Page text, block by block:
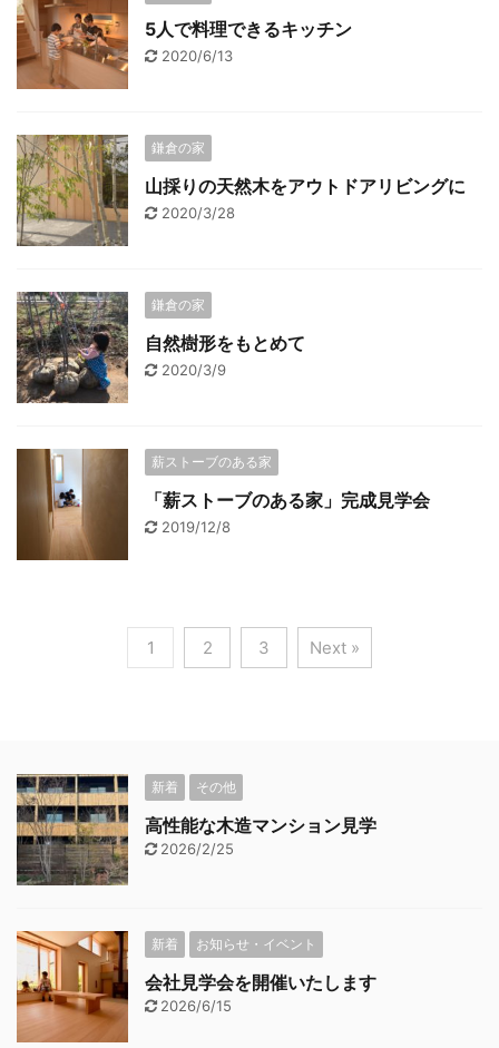
5人で料理できるキッチン
2020/6/13
鎌倉の家
山採りの天然木をアウトドアリビングに
2020/3/28
鎌倉の家
自然樹形をもとめて
2020/3/9
薪ストーブのある家
「薪ストーブのある家」完成見学会
2019/12/8
1 2 3 Next »
新着 その他
高性能な木造マンション見学
2026/2/25
新着 お知らせ・イベント
会社見学会を開催いたします
2026/6/15